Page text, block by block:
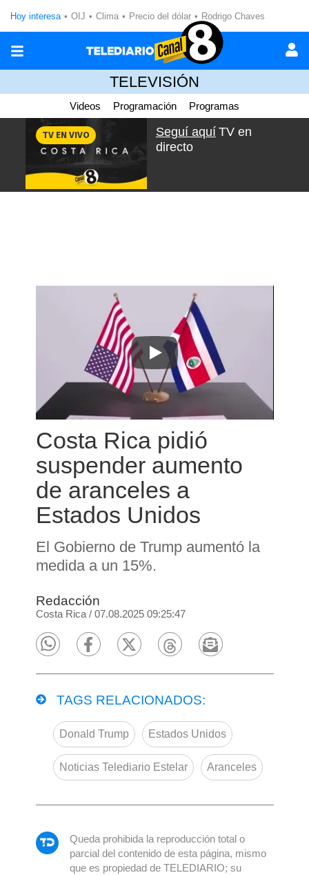
Hoy interesa OIJ Clima Precio del dólar Rodrigo Chaves
TELEVISIÓN
Videos Programación Programas
Seguí aquí TV en
directo
TV EN VIVO
Costa Rica pidió
suspender aumento
de aranceles a
Estados Unidos
El Gobierno de Trump aumentó la
medida a un 15%.
Redacción
Costa Rica/ 07.08.2025 09:25:47
TAGS RELACIONADOS:
Donald Trump Estados Unidos
Noticias Telediario Estelar Aranceles
Queda prohibida la reproducción total o
parcial del contenido de esta página, mismo
que es propiedad de TELEDIARIO; su